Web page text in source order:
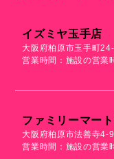
イズミヤ玉手店
大阪府柏原市玉手町
営業時間：施設の営業
ファミリーマー
大阪府柏原市法善寺4-
営業時間：施設の営業